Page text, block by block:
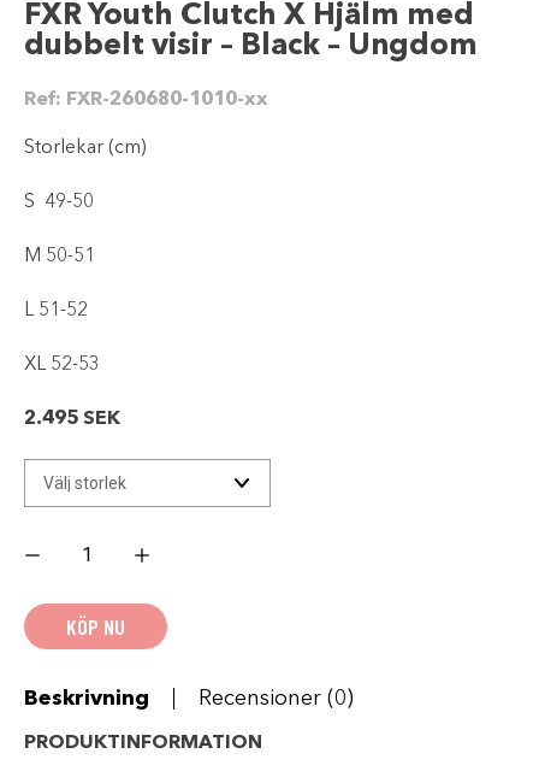
FXR Youth Clutch X Hjälm med
dubbelt visir – Black – Ungdom
Ref: FXR-260680-1010-xx
Storlekar (cm)
S 49-50
M 50-51
L 51-52
XL 52-53
2.495 SEK
Youth
Hjälm
med
dubbelt
Black
mängd
KÖP NU
Beskrivning Recensioner (0)
PRODUKTINFORMATION